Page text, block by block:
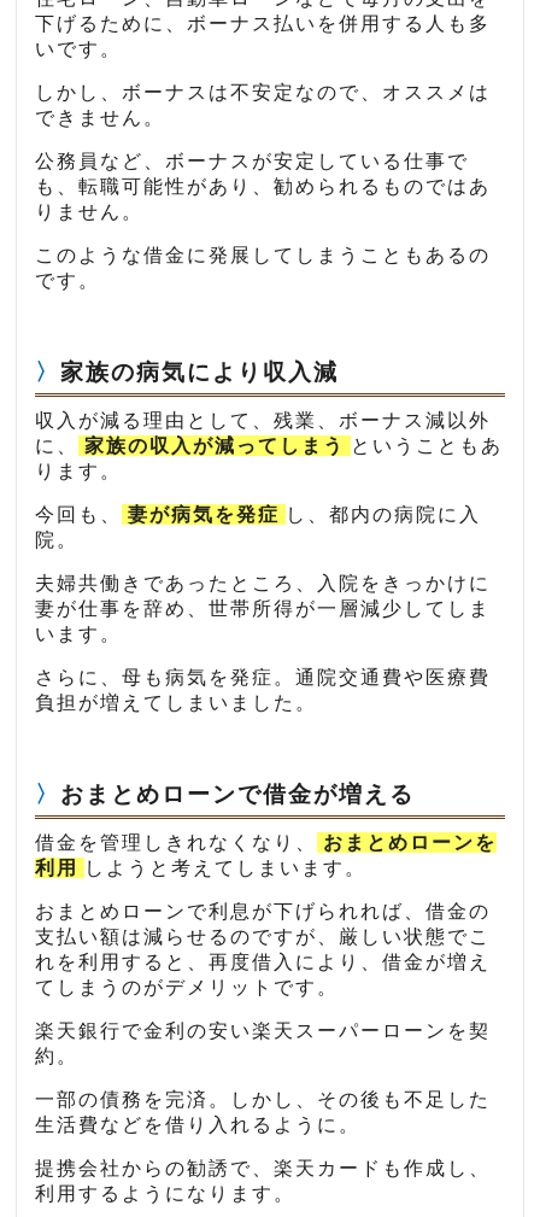
下げるために、ボーナス払いを併用する人も多
いです。
しかし、ボーナスは不安定なので、オススメは
できません。
公務員など、ボーナスが安定している仕事で
も、転職可能性があり、勧められるものではあ
りません。
このような借金に発展してしまうこともあるの
です。
家族の病気により収入減
収入が減る理由として、残業、ボーナス減以外
に、
家族の収入が減ってしまう
ということもあ
ります。
今回も、 妻が病気を発症 し、都内の病院に入
院。
夫婦共働きであったところ、入院をきっかけに
妻が仕事を辞め、世帯所得が一層減少してしま
います。
さらに、母も病気を発症。通院交通費や医療費
負担が増えてしまいました。
おまとめローンで借金が増える
借金を管理しきれなくなり、
おまとめローンを
利用
しようと考えてしまいます。
おまとめローンで利息が下げられれば、借金の
支払い額は減らせるのですが、厳しい状態でこ
れを利用すると、再度借入により、借金が増え
てしまうのがデメリットです。
楽天銀行で金利の安い楽天スーパーローンを契
約。
一部の債務を完済。しかし、その後も不足した
生活費などを借り入れるように。
提携会社からの勧誘で、楽天カードも作成し、
利用するようになります。